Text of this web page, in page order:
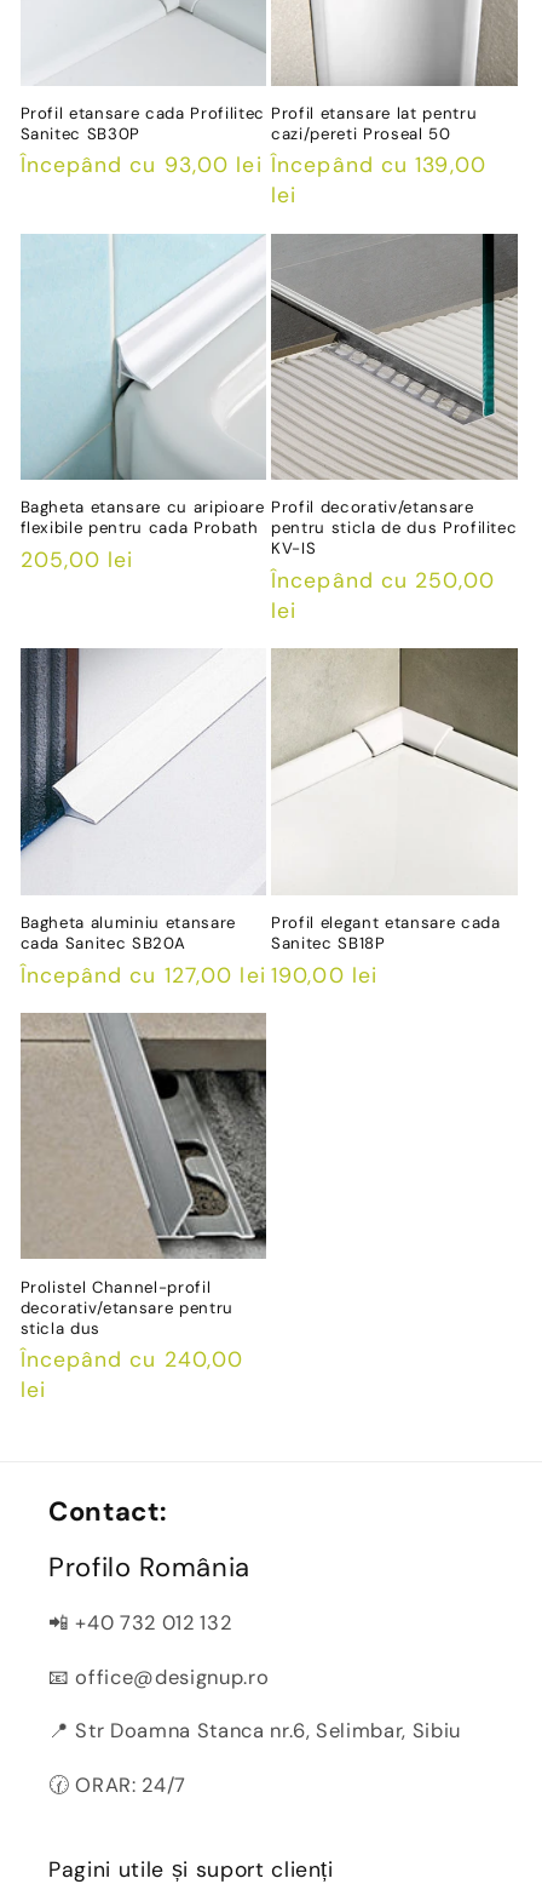
Profil etansare cada Profilitec
Sanitec SB30P
Preț
Începând cu 93,00 lei
Profil etansare lat pentru
cazi/pereti Proseal 50
Preț
obișnuit
Începând cu 139,00
lei
Bagheta etansare cu aripioare
flexibile pentru cada Probath
Preț
205,00 lei
Profil decorativ/etansare
pentru sticla de dus Profilitec
KV-IS
Preț
obișnuit
Începând cu 250,00
lei
Bagheta aluminiu etansare
cada Sanitec SB20A
Preț
Începând cu 127,00 lei
Profil elegant etansare cada
Sanitec SB18P
Preț
190,00 lei
Prolistel Channel-profil
decorativ/etansare pentru
sticla dus
Preț
obișnuit
Începând cu 240,00
lei
Contact:
Profilo România
📲 +40 732 012 132
📧 office@designup.ro
📍 Str Doamna Stanca nr.6, Selimbar, Sibiu
🕜 ORAR: 24/7
Pagini utile și suport clienți